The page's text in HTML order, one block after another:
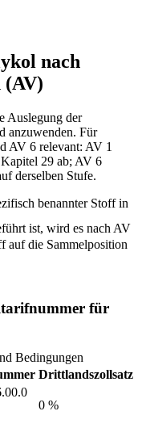
nach
(AV)
Auslegung der
anzuwenden. Für
AV 6 relevant: AV 1
29 ab; AV 6
derselben Stufe.
benannter Stoff in
ist, wird es nach AV
auf die Sammelposition
für
Bedingungen
Drittlandszollsatz
0 %